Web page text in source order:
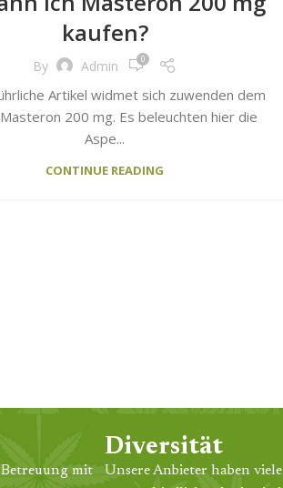
kaufen?
By Admin 0
Artikel widmet sich zuwenden dem
200 mg. Es beleuchten hier die
Aspe...
CONTINUE READING
Betreuung mit
Diversität
Unsere Anbieter haben viele